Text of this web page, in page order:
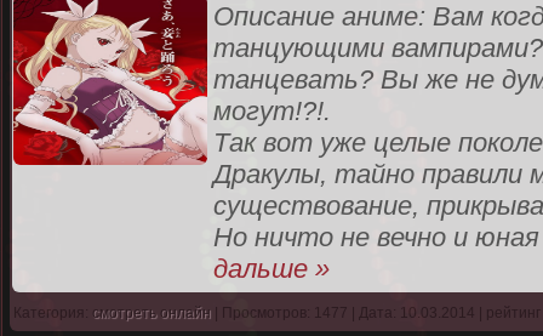
Описание аниме: Вам
танцующими
танцевать? Вы же не
могут!?!.
Так вот уже целые
Дракулы, тайно правили
существование,
Но ничто не вечно и
дальше »
Категория: смотреть онлайн | Просмотров: 1477 | Дата: 10.03.2014 |